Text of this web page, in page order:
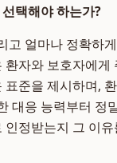
택해야 하는가?
고 얼마나 정확하
자와 보호자에
준을 제시하며,
대응 능력부터 정
인정받는지 그 이